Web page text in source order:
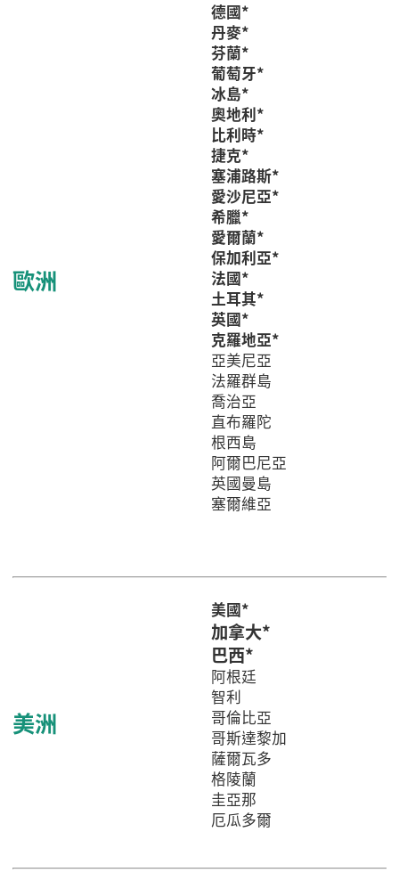
歐洲
德國*
丹麥*
芬蘭*
葡萄牙*
冰島*
奧地利*
比利時*
捷克*
塞浦路斯*
愛沙尼亞*
希臘*
愛爾蘭*
保加利亞*
法國*
土耳其*
英國*
克羅地亞*
亞美尼亞
法羅群島
喬治亞
直布羅陀
根西島
阿爾巴尼亞
英國曼島
塞爾維亞
美洲
美國*
加拿大*
巴西*
阿根廷
智利
哥倫比亞
哥斯達黎加
薩爾瓦多
格陵蘭
圭亞那
厄瓜多爾